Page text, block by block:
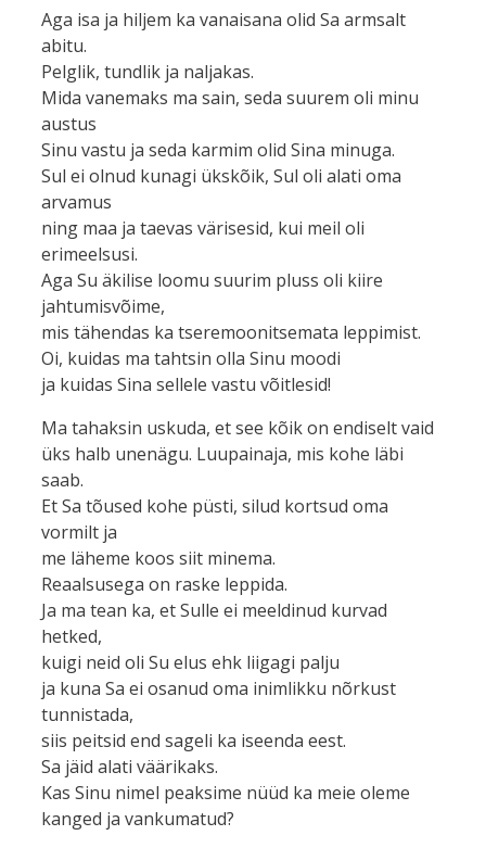
Aga isa ja hiljem ka vanaisana olid Sa armsalt
abitu.
Pelglik, tundlik ja naljakas.
Mida vanemaks ma sain, seda suurem oli minu
austus
Sinu vastu ja seda karmim olid Sina minuga.
Sul ei olnud kunagi ükskõik, Sul oli alati oma
arvamus
ning maa ja taevas värisesid, kui meil oli
erimeelsusi.
Aga Su äkilise loomu suurim pluss oli kiire
jahtumisvõime,
mis tähendas ka tseremoonitsemata leppimist.
Oi, kuidas ma tahtsin olla Sinu moodi
ja kuidas Sina sellele vastu võitlesid!
Ma tahaksin uskuda, et see kõik on endiselt vaid
üks halb unenägu. Luupainaja, mis kohe läbi
saab.
Et Sa tõused kohe püsti, silud kortsud oma
vormilt ja
me läheme koos siit minema.
Reaalsusega on raske leppida.
Ja ma tean ka, et Sulle ei meeldinud kurvad
hetked,
kuigi neid oli Su elus ehk liigagi palju
ja kuna Sa ei osanud oma inimlikku nõrkust
tunnistada,
siis peitsid end sageli ka iseenda eest.
Sa jäid alati väärikaks.
Kas Sinu nimel peaksime nüüd ka meie oleme
kanged ja vankumatud?